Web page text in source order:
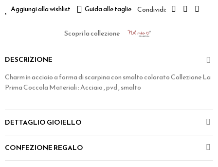
Aggiungi alla wishlist Guida alle taglie
Scopri la collezione
DESCRIZIONE
Charm in acciaio a forma di scarpina con smalto colorato Collezione La
Prima Coccola Materiali : Acciaio , pvd , smalto
DETTAGLIO GIOIELLO
CONFEZIONE REGALO